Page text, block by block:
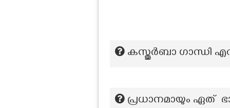
കസ്തൂർബാ ഗാന്ധി
പ്രധാനമായും ഏത്